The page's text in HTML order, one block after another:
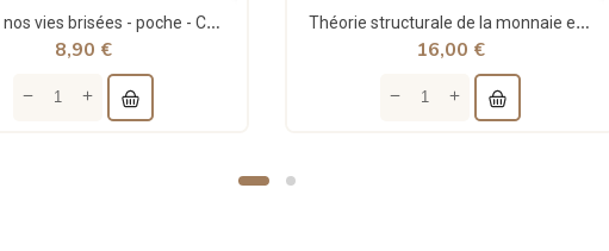
Le fil de nos vies brisées - poche - Cécile Hennion - Points
8,90 €
Théorie structurale de la monnaie et applications - Jean Rémy - Sigest
16,00 €